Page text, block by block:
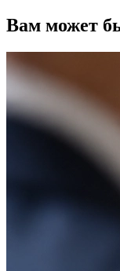
Вам может